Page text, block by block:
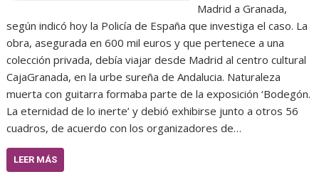
Madrid a Granada,
según indicó hoy la Policía de España que investiga el caso. La
obra, asegurada en 600 mil euros y que pertenece a una
colección privada, debía viajar desde Madrid al centro cultural
CajaGranada, en la urbe sureña de Andalucia. Naturaleza
muerta con guitarra formaba parte de la exposición ‘Bodegón.
La eternidad de lo inerte’ y debió exhibirse junto a otros 56
cuadros, de acuerdo con los organizadores de…
LEER MÁS